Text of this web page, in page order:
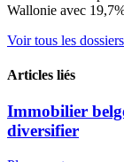
Wallonie avec
Voir tous les dossiers
Articles liés
Immobilier
diversifier